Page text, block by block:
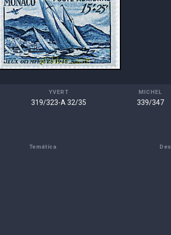
YVERT
319/323-A 32/35
MICHEL
339/347
Temática